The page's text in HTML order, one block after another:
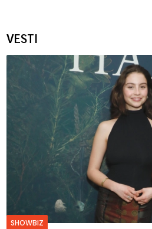
VESTI
SHOWBIZ